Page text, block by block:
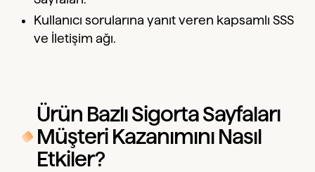
Kullanıcı sorularına yanıt veren kapsamlı SSS
ve İletişim ağı.
Ürün Bazlı Sigorta Sayfaları
Müşteri Kazanımını Nasıl
Etkiler?